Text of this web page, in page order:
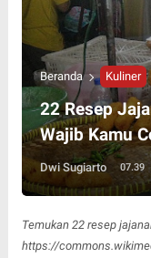
Beranda Kuliner
22 Resep
Wajib Kamu
Dwi Sugiarto 07.39
Temukan 22 resep
https://